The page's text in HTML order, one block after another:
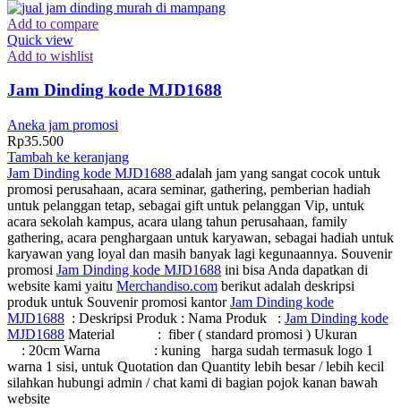
Add to compare
Quick view
Add to wishlist
Jam Dinding kode MJD1688
Aneka jam promosi
Rp35.500
Tambah ke keranjang
Jam Dinding kode MJD1688 adalah jam yang sangat cocok untuk
promosi perusahaan, acara seminar, gathering, pemberian hadiah
untuk pelanggan tetap, sebagai gift untuk pelanggan Vip, untuk
acara sekolah kampus, acara ulang tahun perusahaan, family
gathering, acara penghargaan untuk karyawan, sebagai hadiah untuk
karyawan yang loyal dan masih banyak lagi kegunaannya. Souvenir
promosi Jam Dinding kode MJD1688 ini bisa Anda dapatkan di
website kami yaitu Merchandiso.com berikut adalah deskripsi
produk untuk Souvenir promosi kantorJam Dinding kode
MJD1688 : Deskripsi Produk : Nama Produk : Jam Dinding kode
MJD1688 Material : fiber ( standard promosi ) Ukuran
: 20cm Warna : kuning harga sudah termasuk logo 1
warna 1 sisi, untuk Quotation dan Quantity lebih besar / lebih kecil
silahkan hubungi admin / chat kami di bagian pojok kanan bawah
website